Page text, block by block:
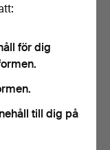
för dig
till dig på